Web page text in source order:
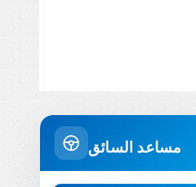
مساعد السائق